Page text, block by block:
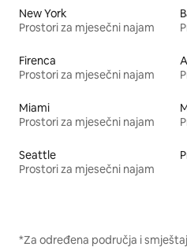
New York
Prostori za mjesečni najam
Firenca
Prostori za mjesečni najam
Miami
Prostori za mjesečni najam
Seattle
Prostori za mjesečni najam
*Za određena područja i